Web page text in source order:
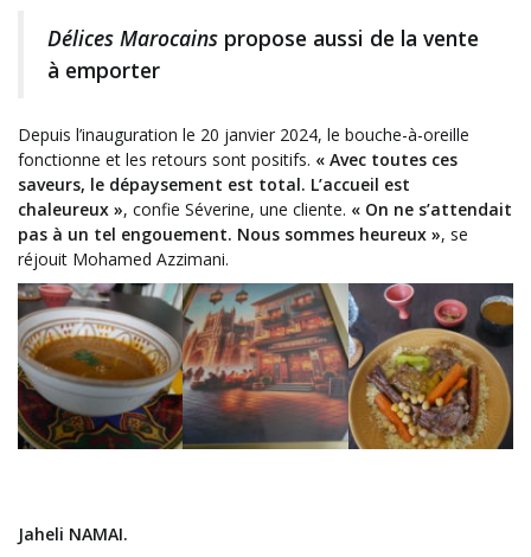
Délices Marocains propose aussi de la vente
à emporter
Depuis l’inauguration le 20 janvier 2024, le bouche-à-oreille
fonctionne et les retours sont positifs. « Avec toutes ces
saveurs, le dépaysement est total. L’accueil est
chaleureux », confie Séverine, une cliente. « On ne s’attendait
pas à un tel engouement. Nous sommes heureux », se
réjouit Mohamed Azzimani.
Jaheli NAMAI.